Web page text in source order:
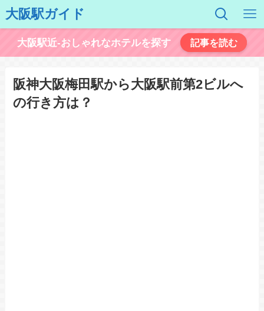
大阪駅ガイド
大阪駅近-おしゃれなホテルを探す 記事を読む
阪神大阪梅田駅から大阪駅前第2ビルへ
の行き方は？